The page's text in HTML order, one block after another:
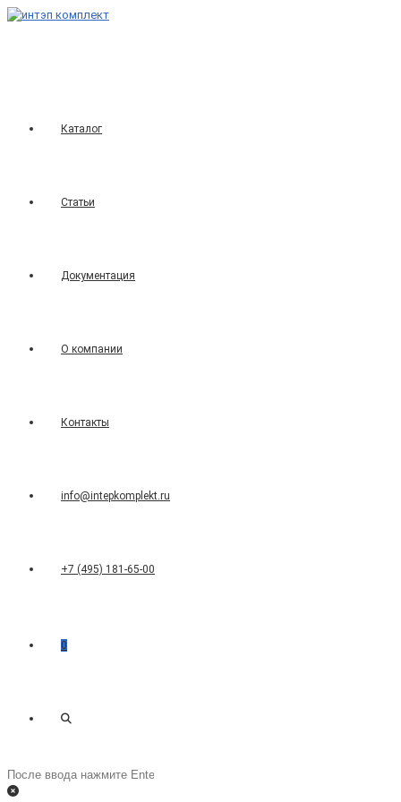
Перейти
Каталог
Статьи
Документация
О компании
Контакты
info@intepkomplekt.ru
+7 (495) 181-65-00
0
Переключить
Поиск
на